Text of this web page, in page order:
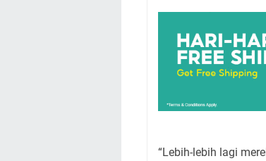
“Lebih-lebih lagi